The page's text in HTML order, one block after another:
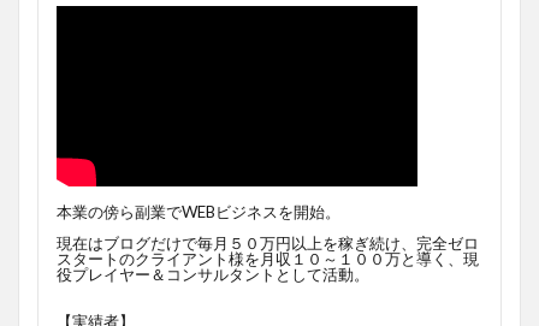
本業の傍ら副業でWEBビジネスを開始。
現在はブログだけで毎月５０万円以上を稼ぎ続け、完全ゼロ
スタートのクライアント様を月収１０～１００万と導く、現
役プレイヤー＆コンサルタントとして活動。
【実績者】